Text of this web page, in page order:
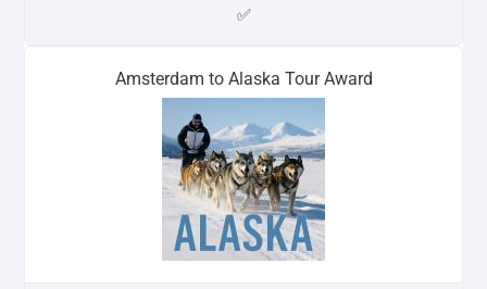
✅
Amsterdam to Alaska Tour Award